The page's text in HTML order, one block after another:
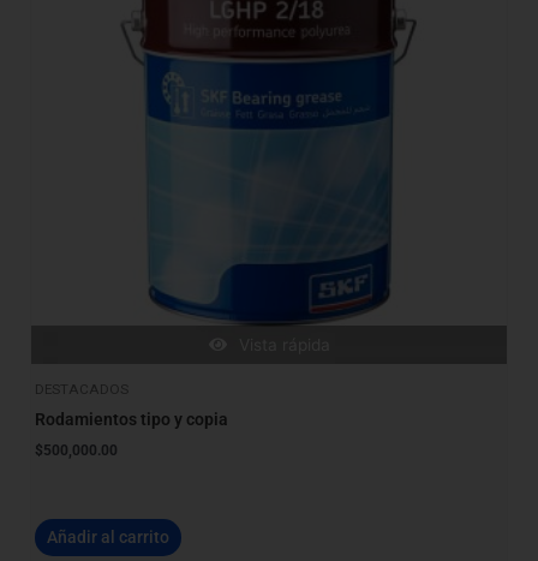
DESTACADOS
Rodamientos tipo y copia
$500,000.00
Añadir al carrito